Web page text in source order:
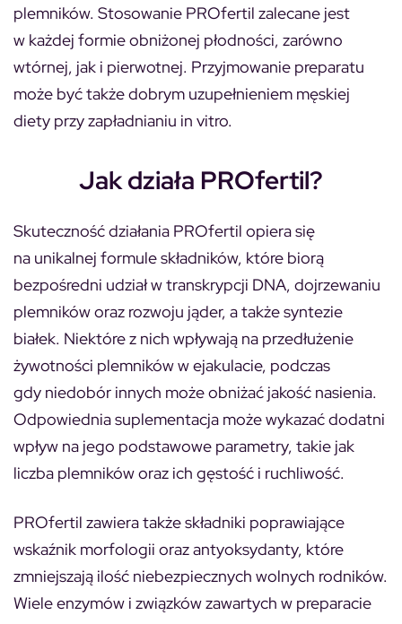
plemników. Stosowanie PROfertil zalecane jest
w każdej formie obniżonej płodności, zarówno
wtórnej, jak i pierwotnej. Przyjmowanie preparatu
może być także dobrym uzupełnieniem męskiej
diety przy zapładnianiu in vitro.
Jak działa PROfertil?
Skuteczność działania PROfertil opiera się
na unikalnej formule składników, które biorą
bezpośredni udział w transkrypcji DNA, dojrzewaniu
plemników oraz rozwoju jąder, a także syntezie
białek. Niektóre z nich wpływają na przedłużenie
żywotności plemników w ejakulacie, podczas
gdy niedobór innych może obniżać jakość nasienia.
Odpowiednia suplementacja może wykazać dodatni
wpływ na jego podstawowe parametry, takie jak
liczba plemników oraz ich gęstość i ruchliwość.
PROfertil zawiera także składniki poprawiające
wskaźnik morfologii oraz antyoksydanty, które
zmniejszają ilość niebezpiecznych wolnych rodników.
Wiele enzymów i związków zawartych w preparacie